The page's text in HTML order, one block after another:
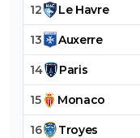
12 Le Havre
13 Auxerre
14 Paris
15 Monaco
16 Troyes